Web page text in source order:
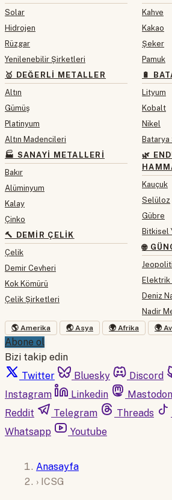
Solar
Hidrojen
Rüzgar
Yenilenebilir Şirketleri
🥇 DEĞERLI METALLER
Altın
Gümüş
Platinyum
Altın Madencileri
🏭 SANAYI METALLERI
Bakır
Alüminyum
Kalay
Çinko
🔨 DEMIR ÇELIK
Çelik
Demir Cevheri
Kok Kömürü
Çelik Şirketleri
Kahve
Kakao
Şeker
Pamuk
🔋
Lityum
Kobalt
Nikel
🌿
Kauçuk
Selüloz
Gübre
Bitkisel
🌐
Elektrik
Deniz
Nadir
🌎 Amerika 🌏 Asya 🌍 Afrika 🌍
Abone ol
Bizi takip edin
Twitter
Bluesky Discord
Instagram
Linkedin Mastodon
Reddit
Telegram Threads
Whatsapp
Youtube
Anasayfa
› ICSG